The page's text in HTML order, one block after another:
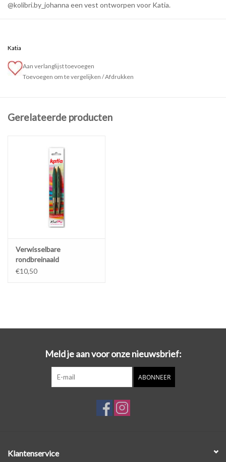
@kolibri.by_johanna een vest ontworpen voor Katia.
In dit pakket zit de benodigde wol en het patroon is gratis.
Katia
Aan verlanglijst toevoegen
Toevoegen om te vergelijken /Afdrukken
Gerelateerde producten
Verwisselbare
rondbreinaald
€10,50
Meld je aan voor onze nieuwsbrief:
ABONNEER
Klantenservice